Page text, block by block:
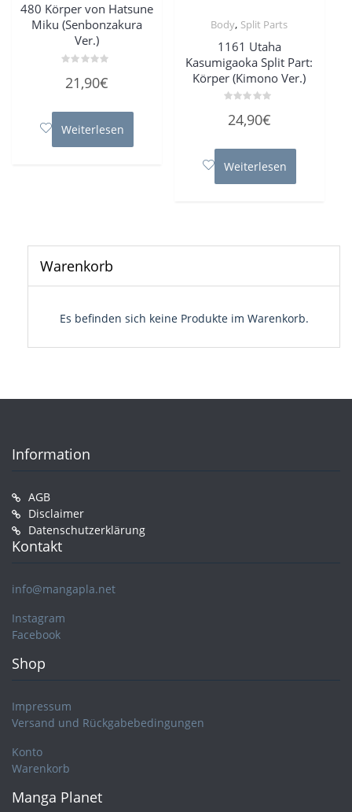
480 Körper von Hatsune
Miku (Senbonzakura
Ver.)
mit
5
21,90€
Weiterlesen
Body, Split Parts
1161 Utaha
Kasumigaoka Split Part:
Körper (Kimono Ver.)
mit
5
24,90€
Weiterlesen
Warenkorb
Es befinden sich keine Produkte im Warenkorb.
Information
AGB
Disclaimer
Datenschutzerklärung
Kontakt
info@mangapla.net
Instagram
Facebook
Shop
Impressum
Versand und Rückgabebedingungen
Konto
Warenkorb
Manga Planet